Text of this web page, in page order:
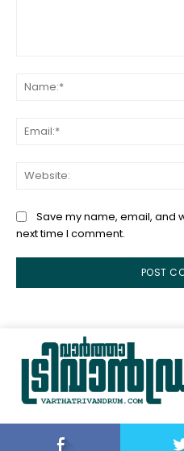
Save my name, email, and
next time I comment.